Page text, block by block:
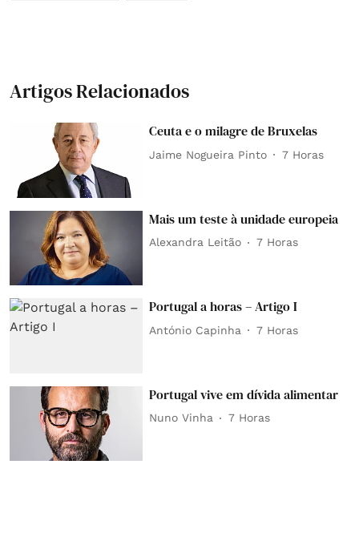
Artigos Relacionados
Ceuta e o milagre de Bruxelas
Jaime Nogueira Pinto 7 Horas
Mais um teste à unidade europeia
Alexandra Leitão 7 Horas
Portugal a horas – Artigo I
António Capinha 7 Horas
Portugal vive em dívida alimentar
Nuno Vinha 7 Horas